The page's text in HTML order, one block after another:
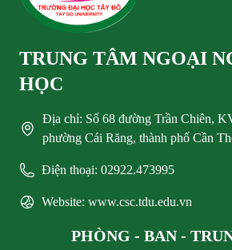
TRUNG TÂM NGOẠI
HỌC
Địa chỉ: Số 68 đường Trần Chiên,
phường Cái Răng, thành phố Cần
Điện thoại: 02922.473995
Website: www.csc.tdu.edu.vn
PHÒNG - BAN -